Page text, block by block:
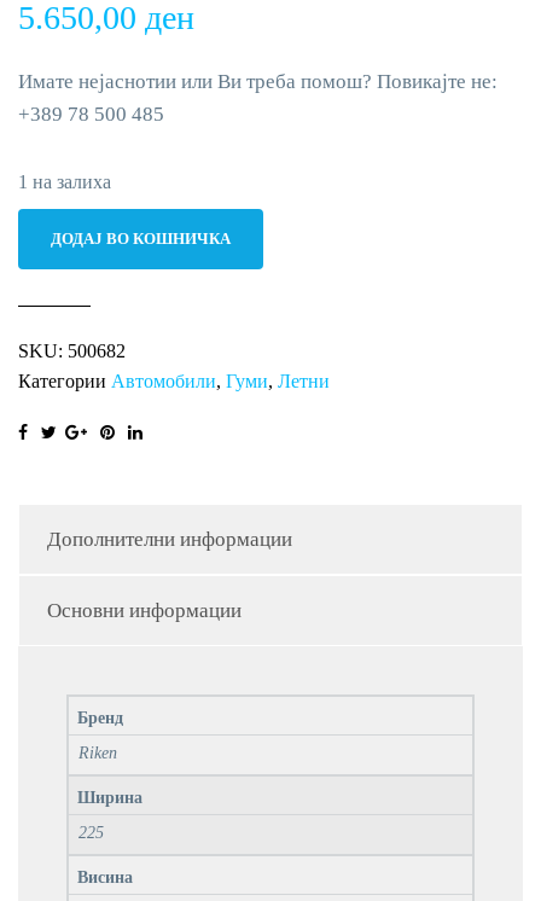
5.650,00 ден
Имате нејаснотии или Ви треба помош? Повикајте не:
+389 78 500 485
1 на залиха
RI
количина
ДОДАЈ ВО КОШНИЧКА
SKU: 500682
Категории Автомобили, Гуми, Летни
Дополнителни информации
Основни информации
Бренд
Riken
Ширина
225
Висина